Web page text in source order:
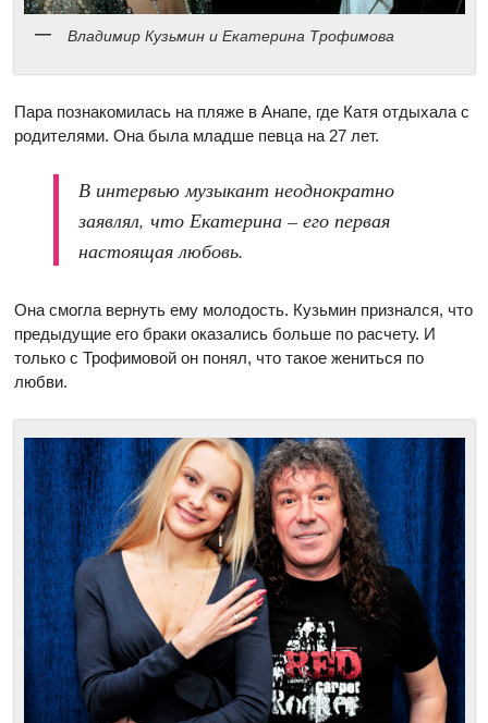
Владимир Кузьмин и Екатерина Трофимова
Пара познакомилась на пляже в Анапе, где Катя отдыхала с
родителями. Она была младше певца на 27 лет.
В интервью музыкант неоднократно
заявлял, что Екатерина – его первая
настоящая любовь.
Она смогла вернуть ему молодость. Кузьмин признался, что
предыдущие его браки оказались больше по расчету. И
только с Трофимовой он понял, что такое жениться по
любви.